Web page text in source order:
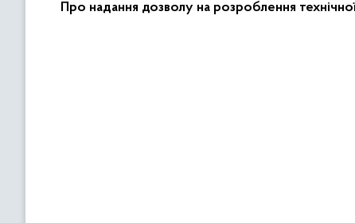
Про надання дозволу на розроблення